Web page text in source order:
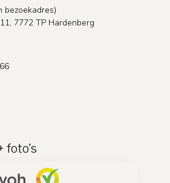
bezoekadres)
7772 TP Hardenberg
foto's